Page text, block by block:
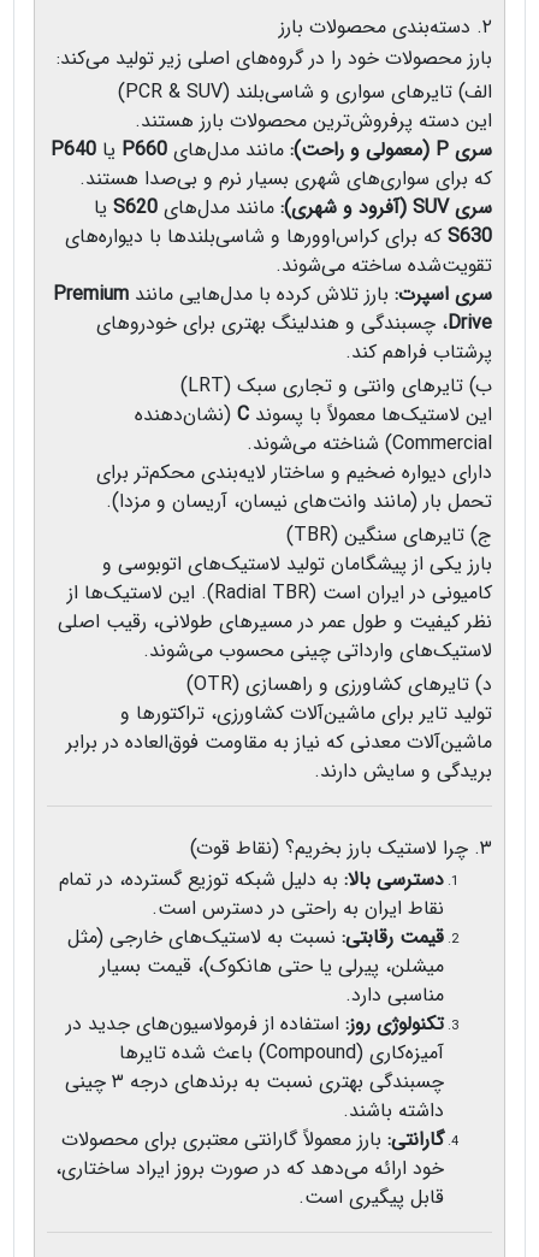
۲. دسته‌بندی محصولات بارز
بارز محصولات خود را در گروه‌های اصلی زیر تولید می‌کند:
الف) تایرهای سواری و شاسی‌بلند (PCR & SUV)
این دسته پرفروش‌ترین محصولات بارز هستند.
سری P (معمولی و راحت):
مانند مدل‌هایP660 یاP640
که برای سواری‌های شهری بسیار نرم و بی‌صدا هستند.
سری SUV (آفرود و شهری):
مانند مدل‌هایS620 یا
S630 که برای کراس‌اوورها و شاسی‌بلندها با دیواره‌های
تقویت‌شده ساخته می‌شوند.
سری اسپرت: بارز تلاش کرده با مدل‌هایی مانندPremium
Drive، چسبندگی و هندلینگ بهتری برای خودروهای
پرشتاب فراهم کند.
ب) تایرهای وانتی و تجاری سبک (LRT)
این لاستیک‌ها معمولاً با پسوندC (نشان‌دهنده
Commercial) شناخته می‌شوند.
دارای دیواره ضخیم و ساختار لایه‌بندی محکم‌تر برای
تحمل بار (مانند وانت‌های نیسان، آریسان و مزدا).
ج) تایرهای سنگین (TBR)
بارز یکی از پیشگامان تولید لاستیک‌های اتوبوسی و
کامیونی در ایران است (Radial TBR). این لاستیک‌ها از
نظر کیفیت و طول عمر در مسیرهای طولانی، رقیب اصلی
لاستیک‌های وارداتی چینی محسوب می‌شوند.
د) تایرهای کشاورزی و راهسازی (OTR)
تولید تایر برای ماشین‌آلات کشاورزی، تراکتورها و
ماشین‌آلات معدنی که نیاز به مقاومت فوق‌العاده در برابر
بریدگی و سایش دارند.
۳. چرا لاستیک بارز بخریم؟ (نقاط قوت)
دسترسی بالا: به دلیل شبکه توزیع گسترده، در تمام
نقاط ایران به راحتی در دسترس است.
قیمت رقابتی: نسبت به لاستیک‌های خارجی (مثل
میشلن، پیرلی یا حتی هانکوک)، قیمت بسیار
مناسبی دارد.
تکنولوژی روز: استفاده از فرمولاسیون‌های جدید در
آمیزه‌کاری (Compound) باعث شده تایرها
چسبندگی بهتری نسبت به برندهای درجه ۳ چینی
داشته باشند.
گارانتی: بارز معمولاً گارانتی معتبری برای محصولات
خود ارائه می‌دهد که در صورت بروز ایراد ساختاری،
قابل پیگیری است.